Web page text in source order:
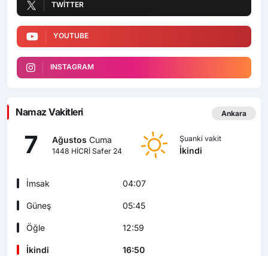
TWITTER
YOUTUBE
INSTAGRAM
Namaz Vakitleri Ankara
7 Ağustos Cuma
1448 HİCRİ Safer 24
Şuanki vakit
İkindi
İmsak 04:07
Güneş 05:45
Öğle 12:59
İkindi 16:50